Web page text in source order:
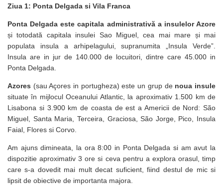
Ziua 1: Ponta Delgada si Vila Franca
Ponta Delgada este capitala administrativă a insulelor Azore
și totodată capitala insulei Sao Miguel, cea mai mare și mai
populata insula a arhipelagului, supranumita „Insula Verde”.
Insula are in jur de 140.000 de locuitori, dintre care 45.000 in
Ponta Delgada.
Azores (sau Açores in portugheza) este un grup de noua insule
situate în mijlocul Oceanului Atlantic, la aproximativ 1.500 km de
Lisabona si 3.900 km de coasta de est a Americii de Nord: São
Miguel, Santa Maria, Terceira, Graciosa, São Jorge, Pico, Insula
Faial, Flores si Corvo.
Am ajuns dimineata, la ora 8:00 in Ponta Delgada si am avut la
dispozitie aproximativ 3 ore si ceva pentru a explora orasul, timp
care s-a dovedit mai mult decat suficient, fiind destul de mic si
lipsit de obiective de importanta majora.